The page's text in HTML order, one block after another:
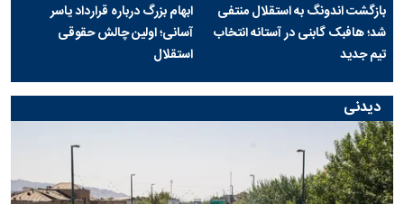
بازگشت اندونگ به استقلال منتفی
شد؛ هافبک گابنی در آستانه انتخاب
تیم جدید
ابهام بزرگ درباره قرارداد یاسر
آسانی؛ اولین چالش حقوقی
استقلال
دیدنی